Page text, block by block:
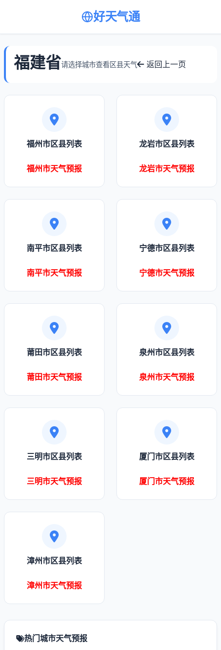
好天气通
福建省请选择城市查看区县天气 返回上一页
福州市区县列表
福州市天气预报
龙岩市区县列表
龙岩市天气预报
南平市区县列表
南平市天气预报
宁德市区县列表
宁德市天气预报
莆田市区县列表
莆田市天气预报
泉州市区县列表
泉州市天气预报
三明市区县列表
三明市天气预报
厦门市区县列表
厦门市天气预报
漳州市区县列表
漳州市天气预报
热门城市天气预报